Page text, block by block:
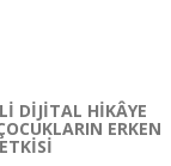
DİJİTAL HİKÂYE
ERKEN